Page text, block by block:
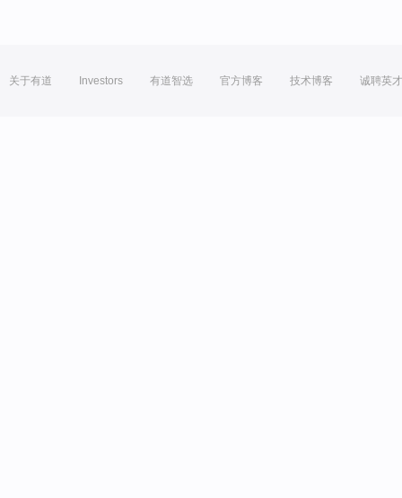
关于有道 Investors 有道智选 官方博客 技术博客 诚聘英才